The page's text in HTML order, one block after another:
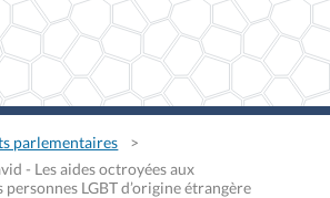
parlementaires
- Les aides octroyées aux
LGBT d’origine étrangère